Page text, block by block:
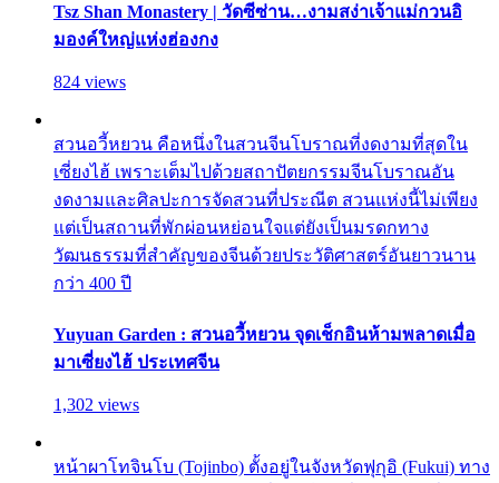
Tsz Shan Monastery | วัดซีซ่าน…งามสง่าเจ้าแม่กวนอิ
มองค์ใหญ่แห่งฮ่องกง
824 views
สวนอวี้หยวน คือหนึ่งในสวนจีนโบราณที่งดงามที่สุดใน
เซี่ยงไฮ้ เพราะเต็มไปด้วยสถาปัตยกรรมจีนโบราณอัน
งดงามและศิลปะการจัดสวนที่ประณีต สวนแห่งนี้ไม่เพียง
แต่เป็นสถานที่พักผ่อนหย่อนใจแต่ยังเป็นมรดกทาง
วัฒนธรรมที่สำคัญของจีนด้วยประวัติศาสตร์อันยาวนาน
กว่า 400 ปี
Yuyuan Garden : สวนอวี้หยวน จุดเช็กอินห้ามพลาดเมื่อ
มาเซี่ยงไฮ้ ประเทศจีน
1,302 views
หน้าผาโทจินโบ (Tojinbo) ตั้งอยู่ในจังหวัดฟุกุอิ (Fukui) ทาง